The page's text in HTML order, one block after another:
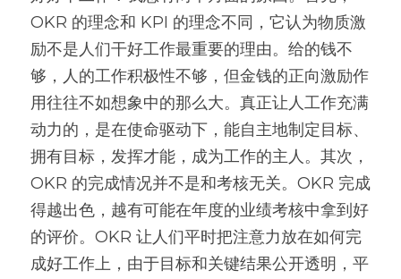
OKR 的理念和 KPI 的理念不同，它认为物质激
励不是人们干好工作最重要的理由。给的钱不
够，人的工作积极性不够，但金钱的正向激励作
用往往不如想象中的那么大。真正让人工作充满
动力的，是在使命驱动下，能自主地制定目标、
拥有目标，发挥才能，成为工作的主人。其次，
OKR 的完成情况并不是和考核无关。OKR 完成
得越出色，越有可能在年度的业绩考核中拿到好
的评价。OKR 让人们平时把注意力放在如何完
成好工作上，由于目标和关键结果公开透明，平